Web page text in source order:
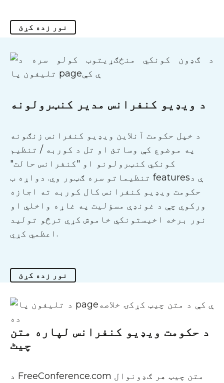
نور زده کړئ
د ویډیو کنفرانس مدیر کنټرولونه
د خپل حکومت آنلاین ویډیو کنفرانس زنګونه
په موضوع کې وساتئ او تل د کوربه / تنظیم
کونکي کنټرولونو او "کنفرانس حالت"
تنظیماتو سره ګټور وي. دواړه ب featuresې د
حکومت ویډیو کنفرانس کال کوربه ته اجازه
ورکوي چې د غونډې مسؤلیت په غاړه واخلي او
نور برخه اخیستونکي خاموش کړي ترڅو تولید
اعظمي کړي.
نور زده کړئ
د حکومت ویډیو کنفرانس لپاره متن
چیٹ
د FreeConference.com متن چیټ هر ګډونوال